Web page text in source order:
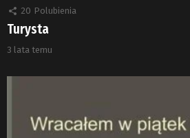
20 Polubienia
Turysta
3 lata temu